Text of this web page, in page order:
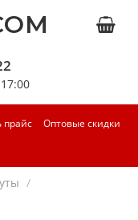
прайс
Оптовые скидки